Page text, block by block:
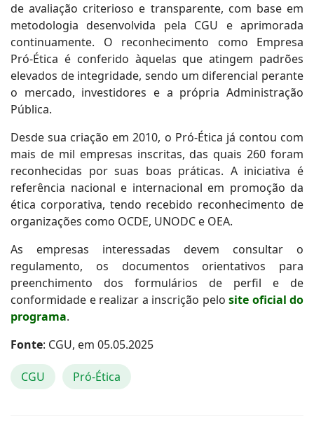
de avaliação criterioso e transparente, com base em
metodologia desenvolvida pela CGU e aprimorada
continuamente. O reconhecimento como Empresa
Pró-Ética é conferido àquelas que atingem padrões
elevados de integridade, sendo um diferencial perante
o mercado, investidores e a própria Administração
Pública.
Desde sua criação em 2010, o Pró-Ética já contou com
mais de mil empresas inscritas, das quais 260 foram
reconhecidas por suas boas práticas. A iniciativa é
referência nacional e internacional em promoção da
ética corporativa, tendo recebido reconhecimento de
organizações como OCDE, UNODC e OEA.
As empresas interessadas devem consultar o
regulamento, os documentos orientativos para
preenchimento dos formulários de perfil e de
conformidade e realizar a inscrição pelo site oficial do
programa.
Fonte: CGU, em 05.05.2025
CGU Pró-Ética